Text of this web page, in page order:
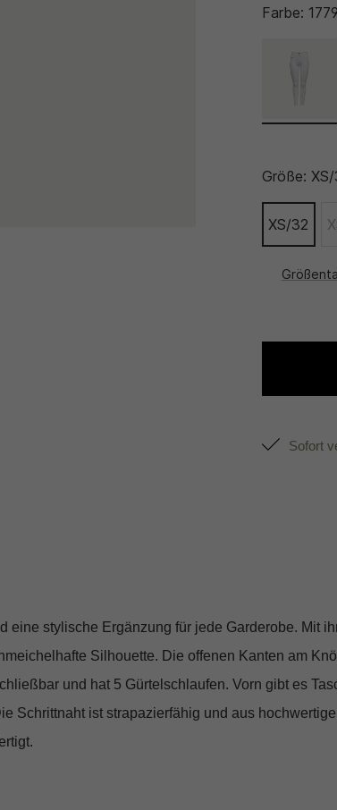
Farbe:
Größe:
XS/32
Sofort
stylische Ergänzung für jede Garderobe. Mit
Silhouette. Die offenen Kanten am
und hat 5 Gürtelschlaufen. Vorn gibt es
Schrittnaht ist strapazierfähig und aus